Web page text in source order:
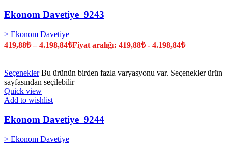
Ekonom Davetiye_9243
> Ekonom Davetiye
419,88₺ –4.198,84₺Fiyat aralığı: 419,88₺ - 4.198,84₺
Seçenekler Bu ürünün birden fazla varyasyonu var. Seçenekler ürün
sayfasından seçilebilir
Quick view
Add to wishlist
Ekonom Davetiye_9244
> Ekonom Davetiye